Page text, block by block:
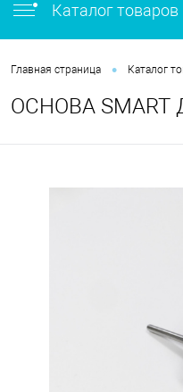
Каталог товаров
Главная страница • Каталог
ОСНОВА SMART